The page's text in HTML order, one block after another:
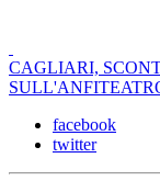
CAGLIARI,
facebook
twitter